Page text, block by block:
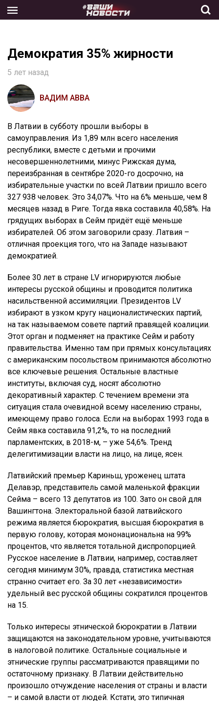
the
Демократия 35% жирности
5 лет назад
ВАДИМ АВВА
В Латвии в субботу прошли выборы в
самоуправления. Из 1,89 млн всего населения
республики, вместе с детьми и прочими
несовершеннолетними, минус Рижская дума,
переизбранная в сентябре 2020-го досрочно, на
избирательные участки по всей Латвии пришло всего
327 938 человек. Это 34,07%. Что на 6% меньше, чем 8
месяцев назад в Риге. Тогда явка составила 40,58%. На
грядущих выборах в Сейм придёт ещё меньше
избирателей. Об этом заговорили сразу. Латвия –
отличная проекция того, что на Западе называют
демократией.
Более 30 лет в стране LV игнорируются любые
интересы русской общины и проводится политика
насильственной ассимиляции. Президентов LV
избирают в узком кругу националистических партий,
на так называемом совете партий правящей коалиции.
Этот орган и подменяет на практике Сейм и работу
правительства. Именно там при прямых консультациях
с американским посольством принимаются абсолютно
все ключевые решения. Остальные властные
институты, включая суд, носят абсолютно
декоративный характер. С течением времени эта
ситуация стала очевидной всему населению страны,
имеющему право голоса. Если на выборах 1993 года в
Сейм явка составила 91,2%, то на последний
парламентских, в 2018-м, – уже 54,6%. Тренд
делегитимизации власти на лицо, на лице, ясен.
Латвийский премьер Кариньш, уроженец штата
Делавэр, представитель самой маленькой фракции
Сейма – всего 13 депутатов из 100. Зато он свой для
Вашингтона. Электоральной базой латвийского
режима является бюрократия, высшая бюрократия в
первую голову, которая мононациональна на 99%
процентов, что является тотальной диспропорцией.
Русское население в Латвии, например, составляет
сегодня минимум 30%, правда, статистика местная
странно считает его. За 30 лет «независимости»
удельный вес русской общины сократился процентов
на 15.
Только интересы этнической бюрократии в Латвии
защищаются на законодательном уровне, учитываются
в налоговой политике. Остальные социальные и
этнические группы рассматриваются правящими по
остаточному признаку. В Латвии действительно
произошло отчуждение населения от страны и власти
– и самой власти от людей. Кстати, это типичная